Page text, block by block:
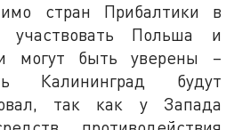
стран Прибалтики в
участвовать Польша и
могут быть уверены –
Калининград будут
так как у Запада